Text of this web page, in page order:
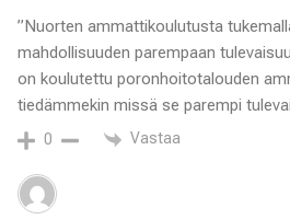
”Nuorten ammattikoulutusta
mahdollisuuden parempaan
on koulutettu poronhoitotalouden
tiedämmekin missä se parempi
0 Vastaa